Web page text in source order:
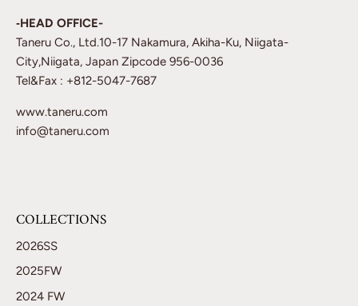
‐HEAD OFFICE-
Taneru Co., Ltd.10-17 Nakamura, Akiha-Ku, Niigata-
City,Niigata, Japan Zipcode 956-0036
Tel&Fax : +812-5047-7687
www.taneru.com
info@taneru.com
COLLECTIONS
2026SS
2025FW
2024 FW